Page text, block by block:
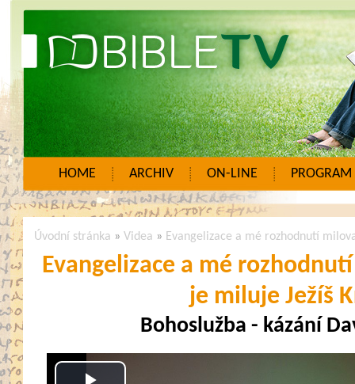
HOME ARCHIV ON-LINE PROGRAM
Úvodní stránka » Videa » Evangelizace a mé rozhodnutí
Evangelizace a mé
je miluje Ježíš
Bohoslužba - kázání